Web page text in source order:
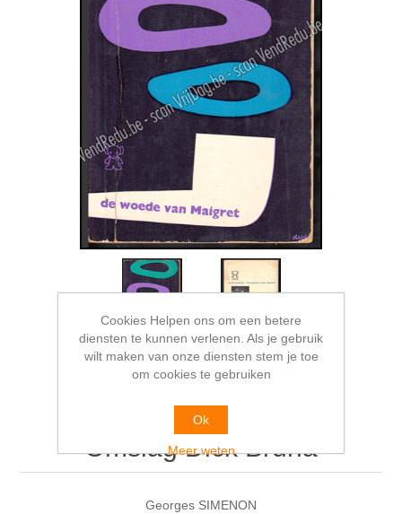
De woede van Maigret.
Omslag Dick Bruna
Georges SIMENON
Cookies Helpen ons om een betere
diensten te kunnen verlenen. Als je gebruik
wilt maken van onze diensten stem je toe
om cookies te gebruiken
Ok
Meer weten